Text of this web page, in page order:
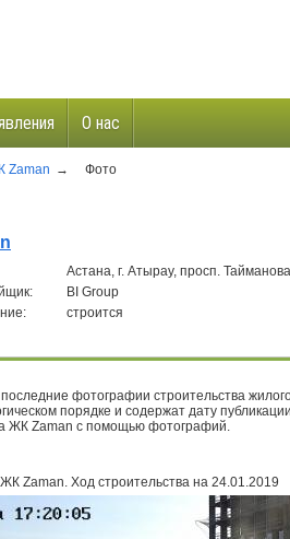
О нас
Zaman → Фото
Астана, г. Атырау, просп. Тайманова
BI Group
строится
фотографии строительства
порядке и содержат дату
ЖК Zaman с помощью фотографий.
ЖК Zaman. Ход строительства на 24.01.2019